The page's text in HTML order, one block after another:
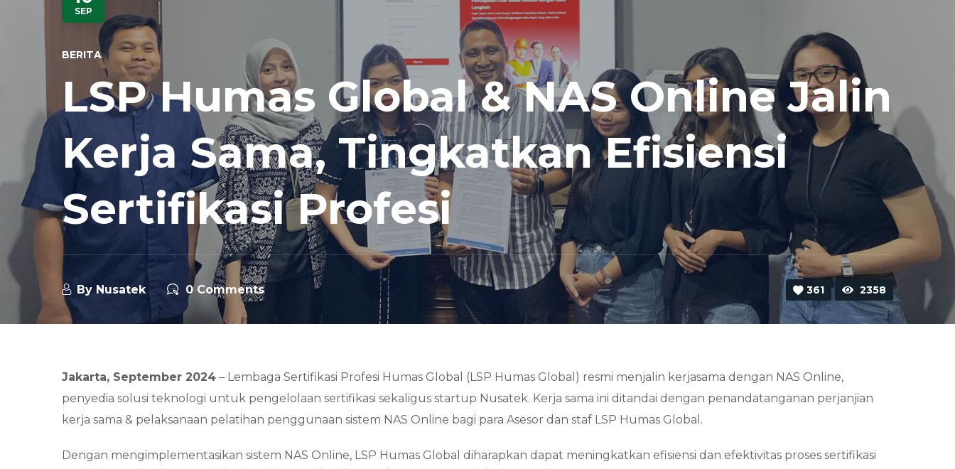
SEP
BERITA
LSP Humas Global & NAS Online Jalin
Kerja Sama, Tingkatkan Efisiensi
Sertifikasi Profesi
By Nusatek 0 Comments 361 2358
Jakarta, September 2024 – Lembaga Sertifikasi Profesi Humas Global (LSP Humas Global) resmi menjalin kerjasama dengan NAS Online,
penyedia solusi teknologi untuk pengelolaan sertifikasi sekaligus startup Nusatek. Kerja sama ini ditandai dengan penandatanganan perjanjian
kerja sama & pelaksanaan pelatihan penggunaan sistem NAS Online bagi para Asesor dan staf LSP Humas Global.
Dengan mengimplementasikan sistem NAS Online, LSP Humas Global diharapkan dapat meningkatkan efisiensi dan efektivitas proses sertifikasi